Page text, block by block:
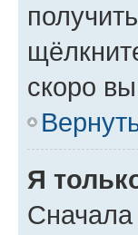
скоро
Я
Сначала